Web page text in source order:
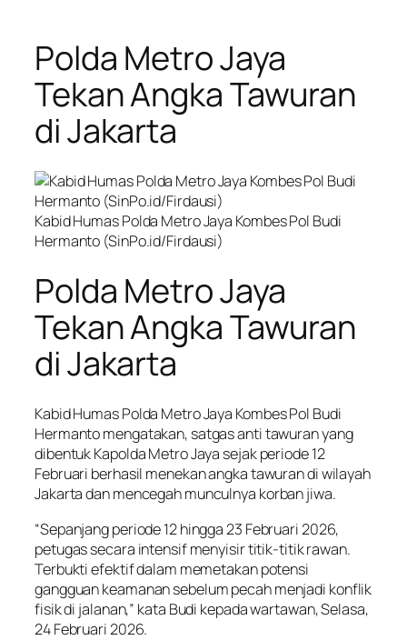
Polda Metro Jaya
Tekan Angka Tawuran
di Jakarta
Kabid Humas Polda Metro Jaya Kombes Pol Budi
Hermanto (SinPo.id/Firdausi)
Polda Metro Jaya
Tekan Angka Tawuran
di Jakarta
Kabid Humas Polda Metro Jaya Kombes Pol Budi
Hermanto mengatakan, satgas anti tawuran yang
dibentuk Kapolda Metro Jaya sejak periode 12
Februari berhasil menekan angka tawuran di wilayah
Jakarta dan mencegah munculnya korban jiwa.
“Sepanjang periode 12 hingga 23 Februari 2026,
petugas secara intensif menyisir titik-titik rawan.
Terbukti efektif dalam memetakan potensi
gangguan keamanan sebelum pecah menjadi konflik
fisik di jalanan,” kata Budi kepada wartawan, Selasa,
24 Februari 2026.